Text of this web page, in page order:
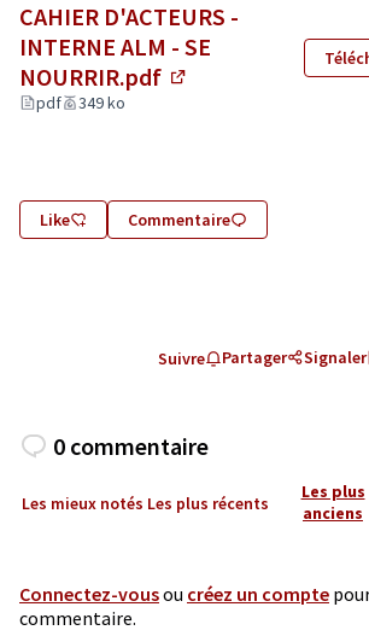
CAHIER D'ACTEURS -
INTERNE ALM - SE
NOURRIR.pdf
pdf 349 ko
Like Commentaire
Suivre Partager Signaler
0 commentaire
Les mieux notés Les plus récents
Les plus
anciens
Connectez-vousou créez un compte
commentaire.